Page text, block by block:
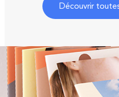
Découvrir